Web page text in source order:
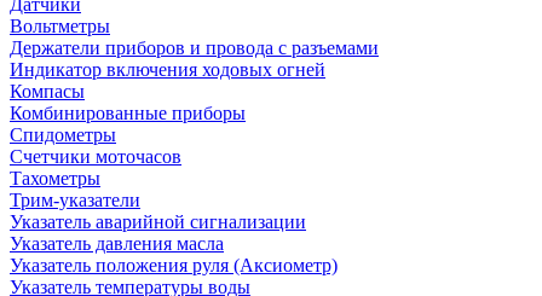
Датчики
Вольтметры
Держатели приборов и провода с разъемами
Индикатор включения ходовых огней
Компасы
Комбинированные приборы
Спидометры
Счетчики моточасов
Тахометры
Трим-указатели
Указатель аварийной сигнализации
Указатель давления масла
Указатель положения руля (Аксиометр)
Указатель температуры воды